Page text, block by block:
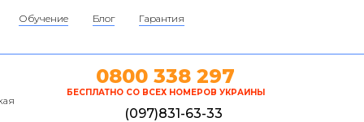
Обучение Блог Гарантия
0800 338 297
БЕСПЛАТНО СО ВСЕХ НОМЕРОВ УКРАИНЫ
(097)831-63-33